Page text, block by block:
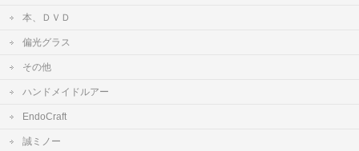
本、ＤＶＤ
偏光グラス
その他
ハンドメイドルアー
EndoCraft
誠ミノー